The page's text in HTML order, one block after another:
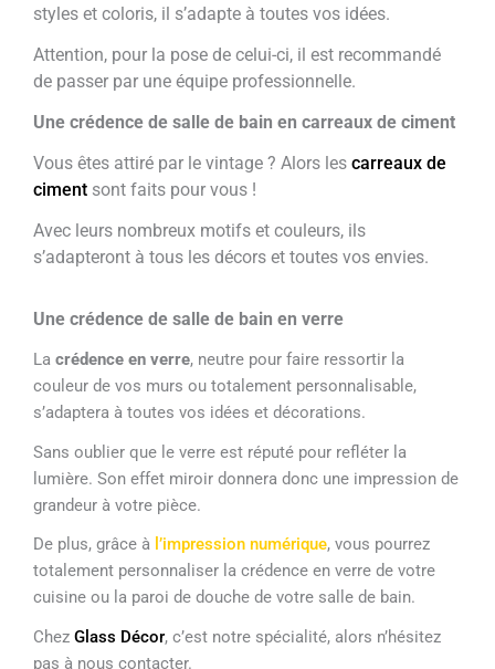
styles et coloris, il s’adapte à toutes vos idées.
Attention, pour la pose de celui-ci, il est recommandé
de passer par une équipe professionnelle.
Une crédence de salle de bain en carreaux de ciment
Vous êtes attiré par le vintage ? Alors les carreaux de
ciment sont faits pour vous !
Avec leurs nombreux motifs et couleurs, ils
s’adapteront à tous les décors et toutes vos envies.
Une crédence de salle de bain en verre
La crédence en verre, neutre pour faire ressortir la
couleur de vos murs ou totalement personnalisable,
s’adaptera à toutes vos idées et décorations.
Sans oublier que le verre est réputé pour refléter la
lumière. Son effet miroir donnera donc une impression de
grandeur à votre pièce.
De plus, grâce à l’impression numérique, vous pourrez
totalement personnaliser la crédence en verre de votre
cuisine ou la paroi de douche de votre salle de bain.
Chez Glass Décor, c’est notre spécialité, alors n’hésitez
pas à nous contacter.